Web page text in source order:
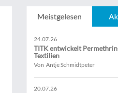
Meistgelesen
24.07.26
TITK entwickelt
Textilien
Von Antje Schmidtpeter
20.07.26